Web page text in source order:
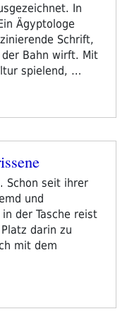
In
Ägyptologe
Schrift,
Bahn wirft. Mit
spielend, …
Schon seit ihrer
und
der Tasche reist
darin zu
mit dem